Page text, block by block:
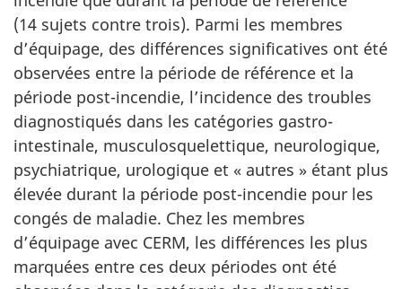
(14 sujets contre trois). Parmi les membres
d’équipage, des différences significatives ont été
observées entre la période de référence et la
période post-incendie, l’incidence des troubles
diagnostiqués dans les catégories gastro-
intestinale, musculosquelettique, neurologique,
psychiatrique, urologique et « autres » étant plus
élevée durant la période post-incendie pour les
congés de maladie. Chez les membres
d’équipage avec CERM, les différences les plus
marquées entre ces deux périodes ont été